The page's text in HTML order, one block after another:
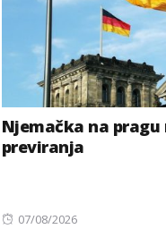
Njemačka na
previranja
Posted
07/08/2026